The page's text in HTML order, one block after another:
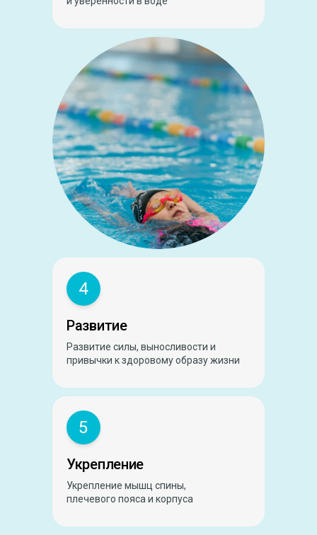
4
Развитие
Развитие силы, выносливости и
привычки к здоровому образу жизни
5
Укрепление
Укрепление мышц спины,
плечевого пояса и корпуса